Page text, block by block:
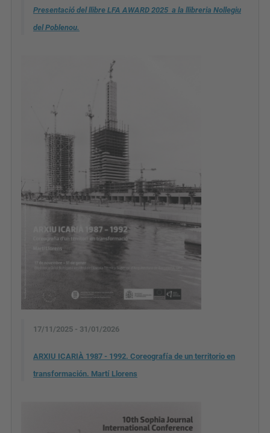
Presentació del llibre LFA AWARD 2025 a la llibreria Nollegiu
del Poblenou.
17/11/2025 - 31/01/2026
ARXIU ICARIÀ 1987 - 1992. Coreografía de un territorio en
transformación. Martí Llorens